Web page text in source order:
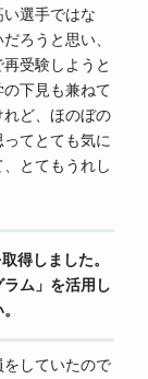
選手ではな
ろうと思い、
受験しようと
下見も兼ねて
ど、ほのぼの
てとても気に
とてもうれし
得しました。
ム」を活用し
していたので